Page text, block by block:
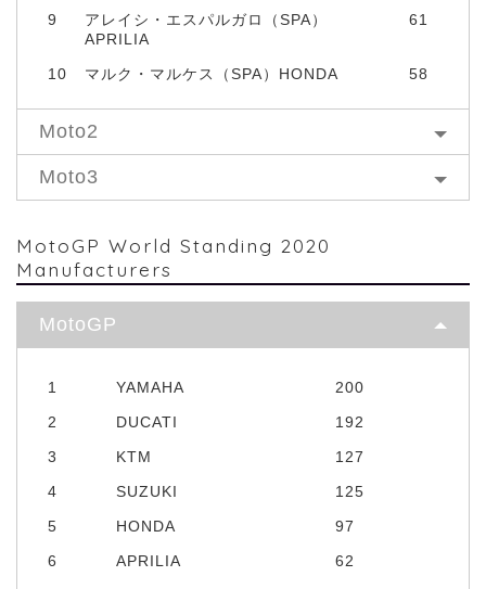
9
アレイシ・エスパルガロ（SPA）
APRILIA
61
10 マルク・マルケス（SPA）HONDA 58
Moto2
Moto3
MotoGP World Standing 2020
Manufacturers
MotoGP
1 YAMAHA
200
2
DUCATI
192
3
KTM
127
4
SUZUKI
125
5
HONDA
97
6
APRILIA 62